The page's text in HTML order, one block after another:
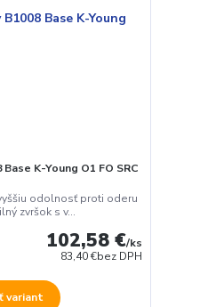
K-Young O1 FO SRC
odolnosť proti oderu
zvršok s v...
102,58 €/ks
83,40 €bez DPH
variant